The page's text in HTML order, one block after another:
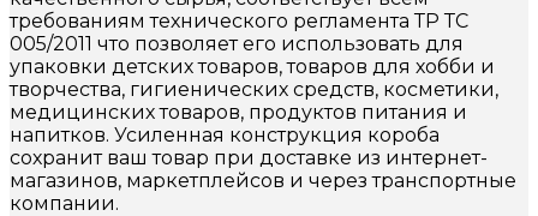
требованиям технического регламента ТР ТС
005/2011 что позволяет его использовать для
упаковки детских товаров, товаров для хобби и
творчества, гигиенических средств, косметики,
медицинских товаров, продуктов питания и
напитков. Усиленная конструкция короба
сохранит ваш товар при доставке из интернет-
магазинов, маркетплейсов и через транспортные
компании.